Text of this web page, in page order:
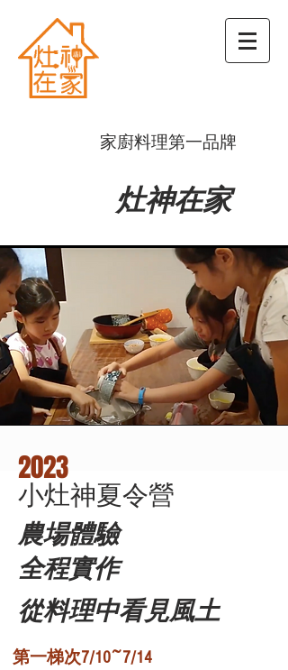
​家廚料理第一品牌
灶神在家
2023
小灶神夏令營
農場體驗
全程實作
從料理中看見風土
第一梯次7/10~7/14